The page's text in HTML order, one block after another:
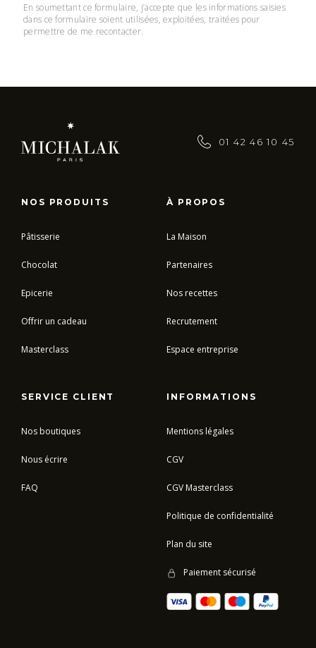
En soumettant ce formulaire, j’accepte que les informations saisies
dans ce formulaire soient utilisées, exploitées, traitées pour
permettre de me recontacter.
01 42 46 10 45
NOS PRODUITS
Pâtisserie
Chocolat
Epicerie
Offrir un cadeau
Masterclass
À PROPOS
La Maison
Partenaires
Nos recettes
Recrutement
Espace entreprise
SERVICE CLIENT
Nos boutiques
Nous écrire
FAQ
INFORMATIONS
Mentions légales
CGV
CGV Masterclass
Politique de confidentialité
Plan du site
Paiement sécurisé